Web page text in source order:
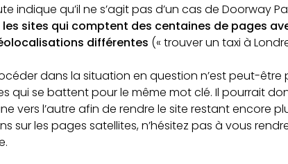
indique qu’il ne s’agit pas d’un cas de Doorway
sites qui comptent des centaines de pages
différentes (« trouver un taxi à
dans la situation en question n’est peut-être
qui se battent pour le même mot clé. Il pourrait
vers l’autre afin de rendre le site restant encore
sur les pages satellites, n’hésitez pas à vous